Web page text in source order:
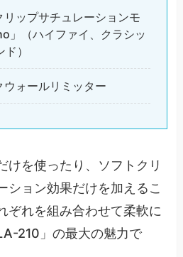
リップサチュレーションモ
」（ハイファイ、クラシッ
）
ウォールリミッター
けを使ったり、ソフトクリ
ション効果だけを加えるこ
ぞれを組み合わせて柔軟に
210」の最大の魅力で